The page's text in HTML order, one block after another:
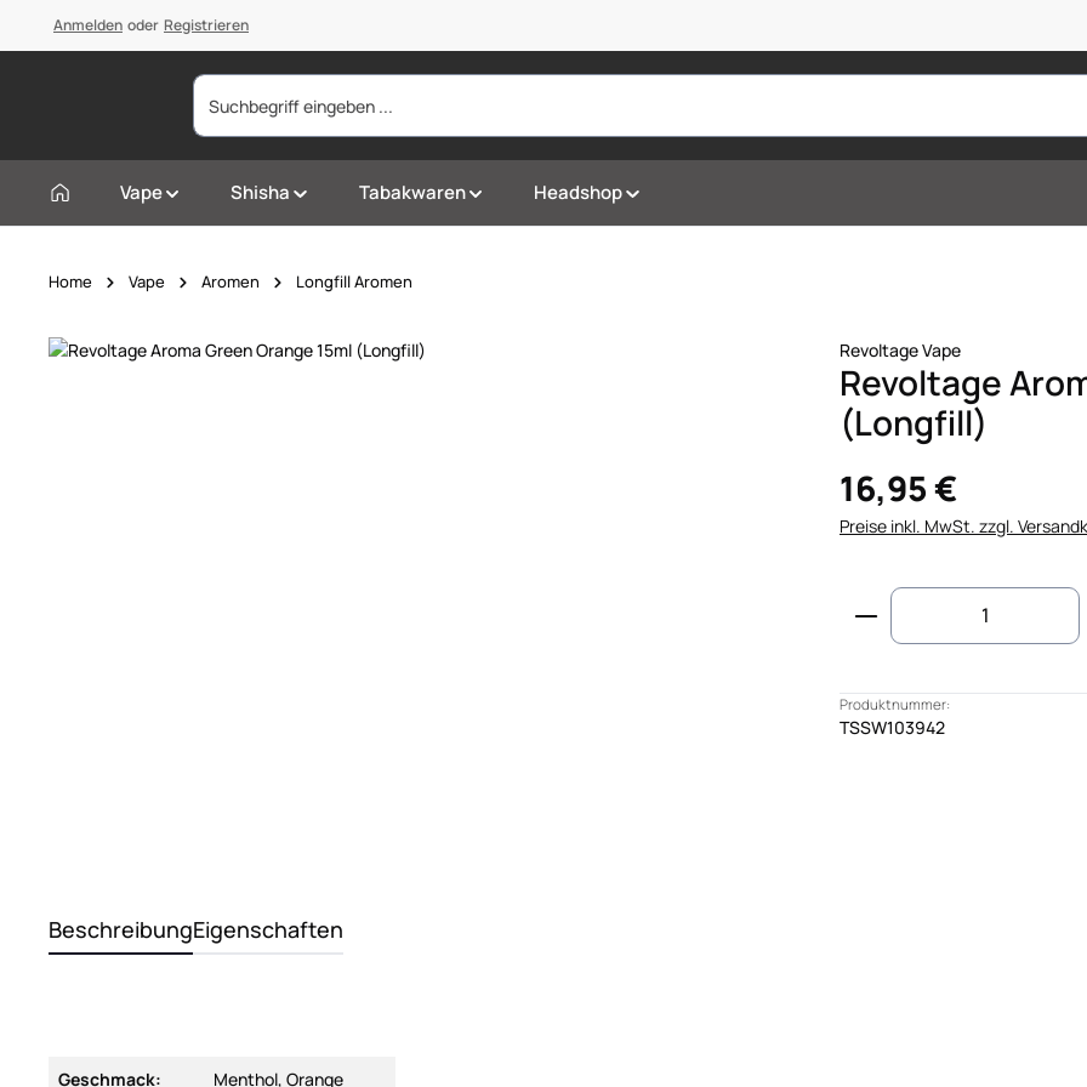
Zur Hauptnavigation springen
Anmelden oder Registrieren
Vape Shisha Tabakwaren Headshop
Home Vape Aromen Longfill Aromen
Bildergalerie überspringen Revoltage Vape
Revoltage
(Longfill)
16,95 €
Preise inkl. MwSt. zzgl.
Produkt Anzahl:
Produktnummer:
TSSW103942
BeschreibungEigenschaften
Geschmack: Menthol, Orange